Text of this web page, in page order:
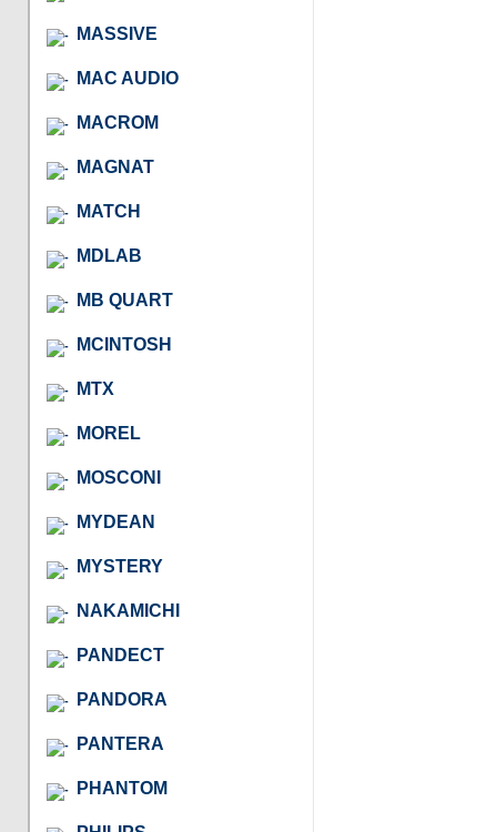
MASSIVE
MAC AUDIO
MACROM
MAGNAT
MATCH
MDLAB
MB QUART
MCINTOSH
MTX
MOREL
MOSCONI
MYDEAN
MYSTERY
NAKAMICHI
PANDECT
PANDORA
PANTERA
PHANTOM